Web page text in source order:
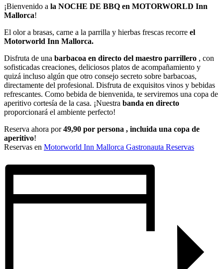
¡Bienvenido a la NOCHE DE BBQ en MOTORWORLD Inn
Mallorca!
El olor a brasas, carne a la parrilla y hierbas frescas recorre el
Motorworld Inn Mallorca.
Disfruta de una barbacoa en directo del maestro parrillero , con
sofisticadas creaciones, deliciosos platos de acompañamiento y
quizá incluso algún que otro consejo secreto sobre barbacoas,
directamente del profesional. Disfruta de exquisitos vinos y bebidas
refrescantes. Como bebida de bienvenida, te serviremos una copa de
aperitivo cortesía de la casa. ¡Nuestra banda en directo
proporcionará el ambiente perfecto!
Reserva ahora por49,90 por persona , incluida una copa de
aperitivo!
Reservas en Motorworld Inn Mallorca Gastronauta Reservas